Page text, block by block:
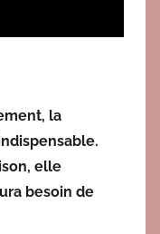
la
elle
besoin de